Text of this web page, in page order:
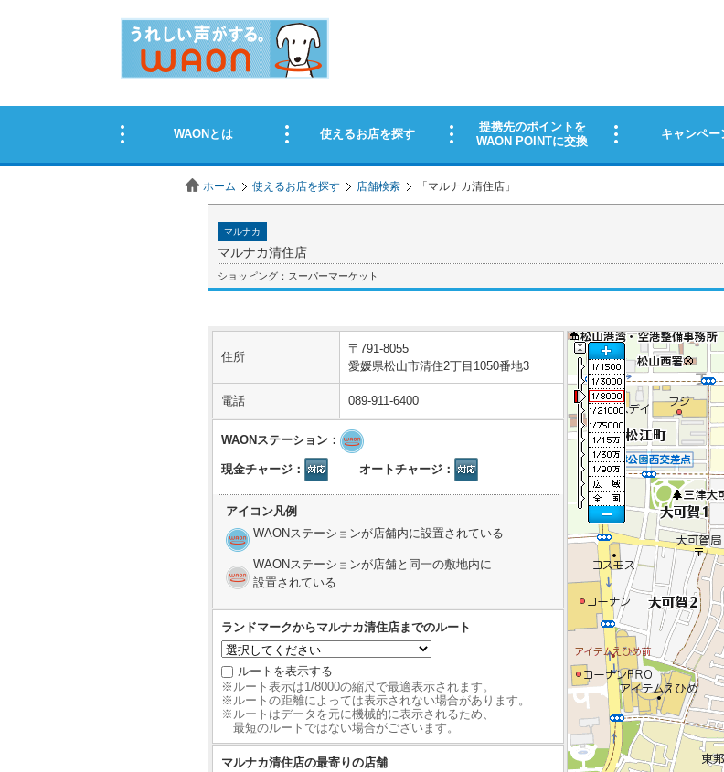
ホーム 使えるお店を探す 店舗検索 「 マルナカ清住店 」
マルナカ
マルナカ清住店
ショッピング：スーパーマーケット
住所
〒791-8055
愛媛県松山市清住2丁目1050番地3
電話 089-911-6400
WAONステーション：
現金チャージ： オートチャージ：
アイコン凡例
WAONステーションが店舗内に設置されている
WAONステーションが店舗と同一の敷地内に
設置されている
ランドマークからマルナカ清住店までのルート
ルートを表示する
※ルート表示は1/8000の縮尺で最適表示されます。
※ルートの距離によっては表示されない場合があります。
※ルートはデータを元に機械的に表示されるため、
最短のルートではない場合がございます。
マルナカ清住店の最寄りの店舗